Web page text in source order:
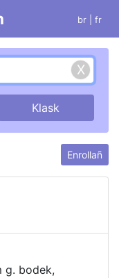
br | fr
Enrollañ
g. bodek,